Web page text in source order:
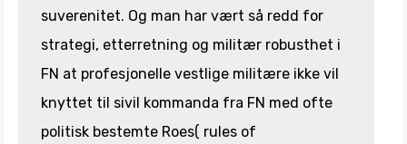
suverenitet. Og man har vært så redd for
strategi, etterretning og militær robusthet i
FN at profesjonelle vestlige militære ikke vil
knyttet til sivil kommanda fra FN med ofte
politisk bestemte Roes( rules of